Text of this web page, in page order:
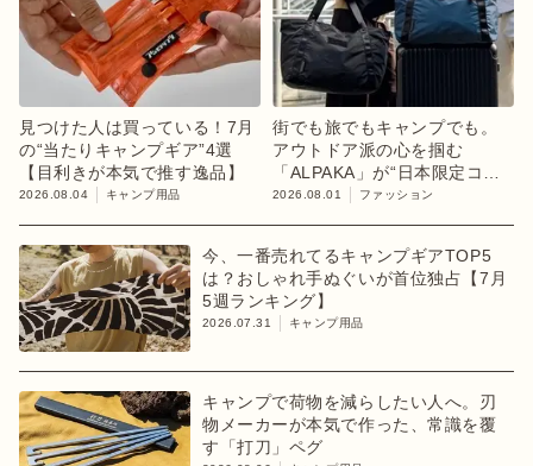
見つけた人は買っている！7月
の“当たりキャンプギア”4選
【目利きが本気で推す逸品】
2026.08.04 キャンプ用品
街でも旅でもキャンプでも。
アウトドア派の心を掴む
「ALPAKA」が“日本限定コレ
クション”第3弾を発売
2026.08.01 ファッション
今、一番売れてるキャンプギアTOP5
は？おしゃれ手ぬぐいが首位独占【7月
5週ランキング】
2026.07.31 キャンプ用品
キャンプで荷物を減らしたい人へ。刃
物メーカーが本気で作った、常識を覆
す「打刀」ペグ